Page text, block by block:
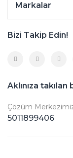
Markalar
Bizi Takip Edin!
Aklınıza
Çözüm
5011899406